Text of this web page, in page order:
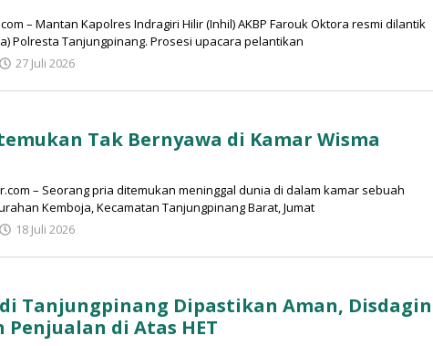
– Mantan Kapolres Indragiri Hilir (Inhil) AKBP Farouk Oktora resmi dilantik
Polresta Tanjungpinang. Prosesi upacara pelantikan
27 Juli 2026
Tak Bernyawa di Kamar Wisma
– Seorang pria ditemukan meninggal dunia di dalam kamar sebuah
Kemboja, Kecamatan Tanjungpinang Barat, Jumat
18 Juli 2026
Tanjungpinang Dipastikan Aman, Disdagin
Penjualan di Atas HET